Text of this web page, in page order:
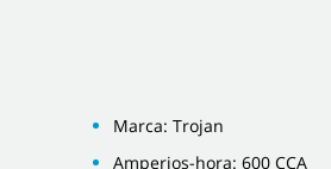
Marca: Trojan
Amperios-hora: 600 CCA